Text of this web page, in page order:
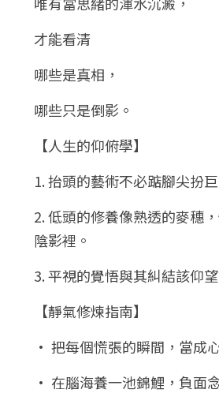
才能看清
哪些是真相，
哪些只是倒影。
【人生的仰俯學】
1. 抬頭的藝術不必踮腳尖扮
2. 低頭的修養像熟透的麥穗
陰影裡。
3. 平視的覺悟與其糾結該仰
【靜氣修煉指南】
• 把每個慌張的瞬間，當成
• 在腦海養一池錦鯉，負面